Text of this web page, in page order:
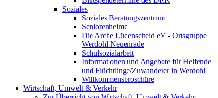
Soziales
Soziales Beratungszentrum
Seniorenheime
Die Arche Lüdenscheid eV - Ortsgruppe
Werdohl-Neuenrade
Schulsozialarbeit
Informationen und Angebote für Helfende
und Flüchtlinge/Zuwanderer in Werdohl
Willkommensbroschüre
Wirtschaft, Umwelt & Verkehr